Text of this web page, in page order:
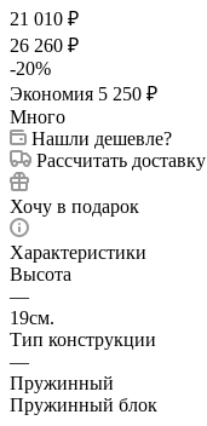
21 010 ₽
26 260 ₽
-20%
Экономия 5 250 ₽
Много
Нашли дешевле?
Рассчитать доставку
Хочу в подарок
Характеристики
Высота
—
19см.
Тип конструкции
—
Пружинный
Пружинный блок